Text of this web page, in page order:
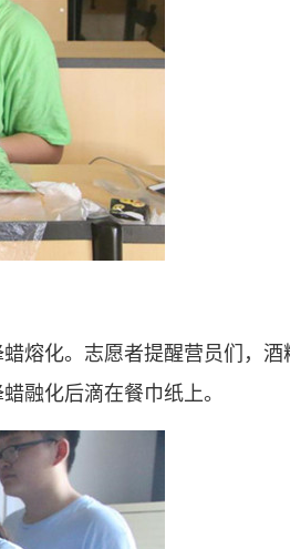
熔化。志愿者提醒营员们，酒
融化后滴在餐巾纸上。